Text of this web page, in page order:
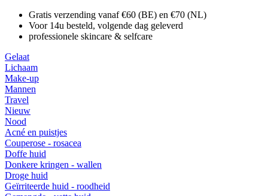
Gratis verzending vanaf €60 (BE) en €70 (NL)
Voor 14u besteld, volgende dag geleverd
professionele skincare & selfcare
Gelaat
Lichaam
Make-up
Mannen
Travel
Nieuw
Nood
Acné en puistjes
Couperose - rosacea
Doffe huid
Donkere kringen - wallen
Droge huid
Geïrriteerde huid - roodheid